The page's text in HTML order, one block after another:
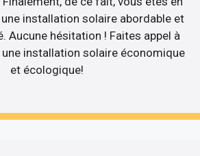
installation solaire abordable et
Aucune hésitation ! Faites appel à
installation solaire économique
et écologique!